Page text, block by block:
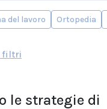
del lavoro Ortopedia
filtri
le strategie di